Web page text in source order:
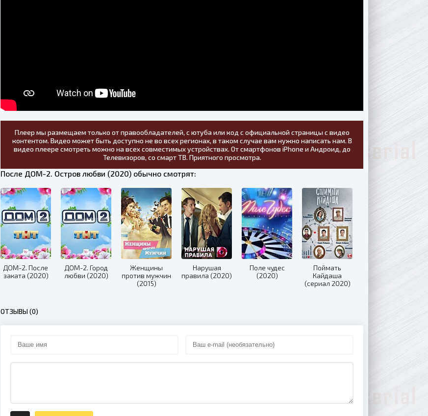
Плеер мы размещаем только от правообладателей, с ютуба или код с официальной страницы с видео
контентом. Видео может быть доступно не во всех регионах, в таком случае вам нужно написать нам. В
видео плеере смотреть можно на всех совместимых устройствах. От смартфонов iPhone и Андроид, до
Телевизоров, со смарт ТВ. Приятного просмотра.
После ДОМ-2. Остров любви (2020) обычно смотрят:
ДОМ-2. После
заката (2020)
ДОМ-2. Город
любви (2020)
Женщины
против мужчин
(2015)
Нарушая
правила (2020)
Поле чудес
(2020)
Поймать
Кайдаша
(сериал 2020)
ОТЗЫВЫ (0)